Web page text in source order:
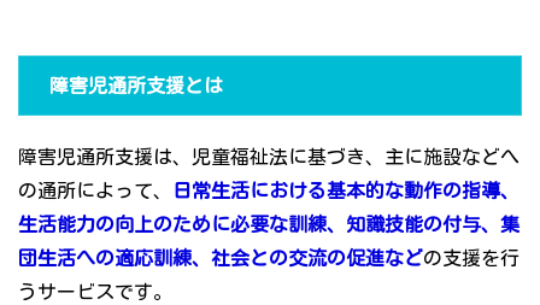
障害児通所支援とは
障害児通所支援は、児童福祉法に基づき、主に施設などへ
の通所によって、
日常生活における基本的な動作の指導、
生活能力の向上のために必要な訓練、知識技能の付与、集
団生活への適応訓練、社会との交流の促進などの支援を行
うサービスです。